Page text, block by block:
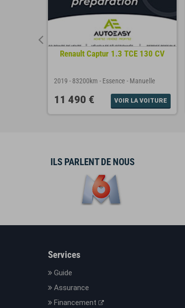
Renault Captur 1.3 TCE 130 CV
2019 - 83200km - Essence - Manuelle
11 490 € VOIR LA VOITURE
ILS PARLENT DE NOUS
Services
Guide
Assurance
Financement